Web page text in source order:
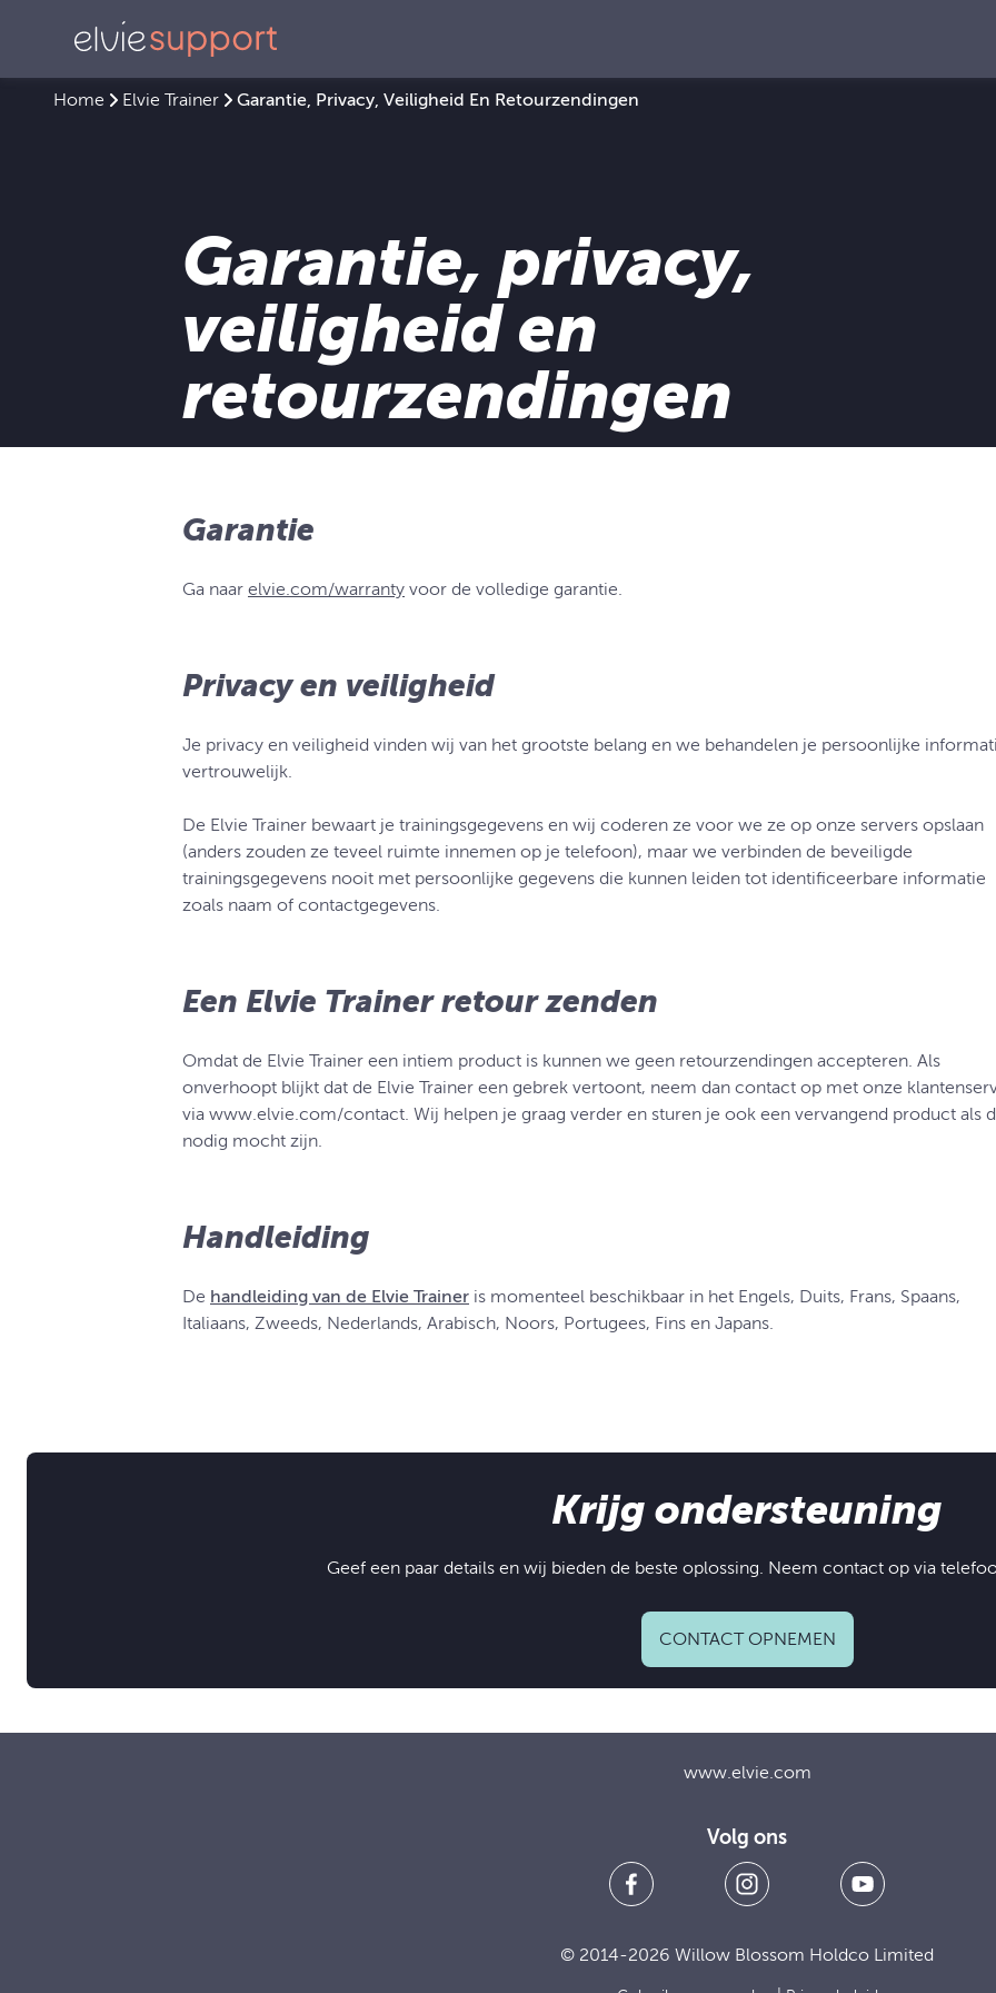
Home Elvie Trainer Garantie, Privacy, Veiligheid En Retourzendingen
Garantie, privacy,
veiligheid en
retourzendingen
Garantie
Ga naar elvie.com/warranty voor de volledige garantie.
Privacy en veiligheid
Je privacy en veiligheid vinden wij van het grootste belang en we behandelen je persoonlijke
vertrouwelijk.
De Elvie Trainer bewaart je trainingsgegevens en wij coderen ze voor we ze op onze servers opslaan
(anders zouden ze teveel ruimte innemen op je telefoon), maar we verbinden de beveiligde
trainingsgegevens nooit met persoonlijke gegevens die kunnen leiden tot identificeerbare informatie
zoals naam of contactgegevens.
Een Elvie Trainer retour zenden
Omdat de Elvie Trainer een intiem product is kunnen we geen retourzendingen accepteren. Als
onverhoopt blijkt dat de Elvie Trainer een gebrek vertoont, neem dan contact op met onze
via www.elvie.com/contact. Wij helpen je graag verder en sturen je ook een vervangend product als
nodig mocht zijn.
Handleiding
De handleiding van de Elvie Trainer is momenteel beschikbaar in het Engels, Duits, Frans, Spaans,
Italiaans, Zweeds, Nederlands, Arabisch, Noors, Portugees, Fins en Japans.
Krijg ondersteuning
Geef een paar details en wij bieden de beste oplossing. Neem contact op via
CONTACT OPNEMEN
www.elvie.com
Volg ons
© 2014-2026 Willow Blossom Holdco Limited